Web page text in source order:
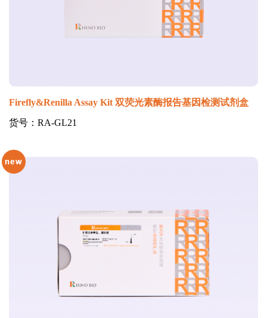
Firefly&Renilla Assay Kit 双荧光素酶报告基因检测试剂盒
货号：RA-GL21